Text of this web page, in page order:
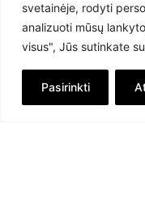
svetainėje, rodyti
analizuoti mūsų
visus", Jūs sutinkate
Pasirinkti